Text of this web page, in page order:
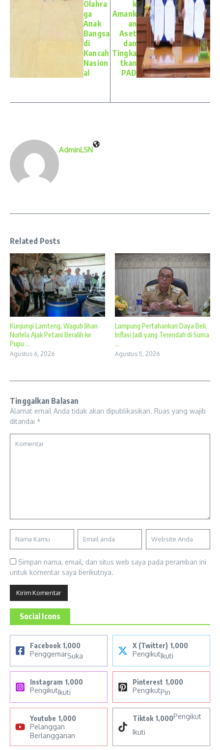
Olahra
ga
Anak
Bangsa
di
Kancah
Nasion
al
k
Amank
an
Aset
dan
Tingka
tkan
PAD
AdminLSN
Related Posts
Kunjungi Lamteng, Wagub Jihan
Nurlela Ajak Petani Beralih ke
Pupu ...
Agustus 6, 2026
Lampung Pertahankan Daya Beli,
Inflasi Jadi yang Terendah di Suma
...
Agustus 5, 2026
Tinggalkan Balasan
Alamat email Anda tidak akan dipublikasikan. Ruas yang wajib
ditandai *
Simpan nama, email, dan situs web saya pada peramban ini
untuk komentar saya berikutnya.
Social Icons
Facebook 1,000
PenggemarSuka
X (Twitter) 1,000
PengikutIkuti
Instagram 1,000
PengikutIkuti
Pinterest 1,000
PengikutPin
Youtube 1,000
Pelanggan
Berlangganan
Tiktok 1,000Pengikut
Ikuti